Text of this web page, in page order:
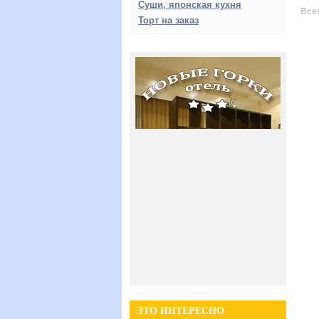
Суши, японская кухня
Торт на заказ
ЭТО ИНТЕРЕСНО